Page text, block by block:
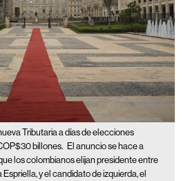
Tributaria a días de elecciones
billones. El anuncio se hace a
los colombianos elijan presidente entre
y el candidato de izquierda, el